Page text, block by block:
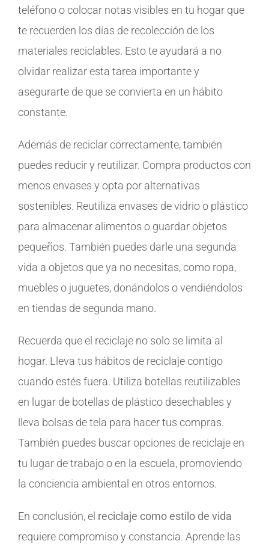
teléfono o colocar notas visibles en tu hogar que
te recuerden los días de recolección de los
materiales reciclables. Esto te ayudará a no
olvidar realizar esta tarea importante y
asegurarte de que se convierta en un hábito
constante.
Además de reciclar correctamente, también
puedes reducir y reutilizar. Compra productos con
menos envases y opta por alternativas
sostenibles. Reutiliza envases de vidrio o plástico
para almacenar alimentos o guardar objetos
pequeños. También puedes darle una segunda
vida a objetos que ya no necesitas, como ropa,
muebles o juguetes, donándolos o vendiéndolos
en tiendas de segunda mano.
Recuerda que el reciclaje no solo se limita al
hogar. Lleva tus hábitos de reciclaje contigo
cuando estés fuera. Utiliza botellas reutilizables
en lugar de botellas de plástico desechables y
lleva bolsas de tela para hacer tus compras.
También puedes buscar opciones de reciclaje en
tu lugar de trabajo o en la escuela, promoviendo
la conciencia ambiental en otros entornos.
En conclusión, el reciclaje como estilo de vida
requiere compromiso y constancia. Aprende las